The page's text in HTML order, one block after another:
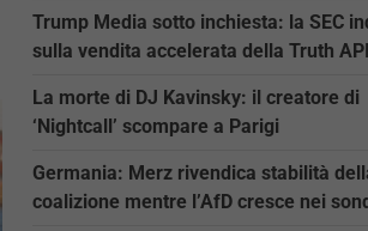
Trump Media sotto inchiesta: la SEC
sulla vendita accelerata della Truth API
La morte di DJ Kavinsky: il creatore di
‘Nightcall’ scompare a Parigi
Germania: Merz rivendica stabilità
coalizione mentre l’AfD cresce nei